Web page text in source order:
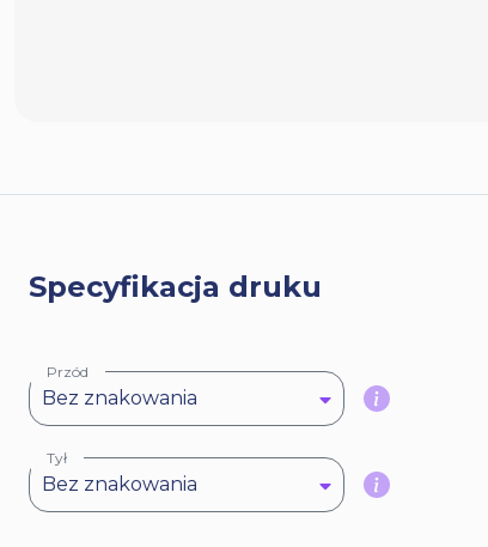
Specyfikacja druku
Przód
Bez znakowania
Tył
Bez znakowania